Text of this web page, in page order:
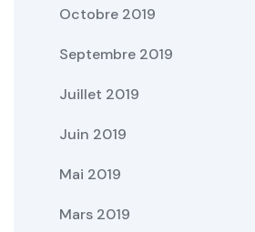
Octobre 2019
Septembre 2019
Juillet 2019
Juin 2019
Mai 2019
Mars 2019